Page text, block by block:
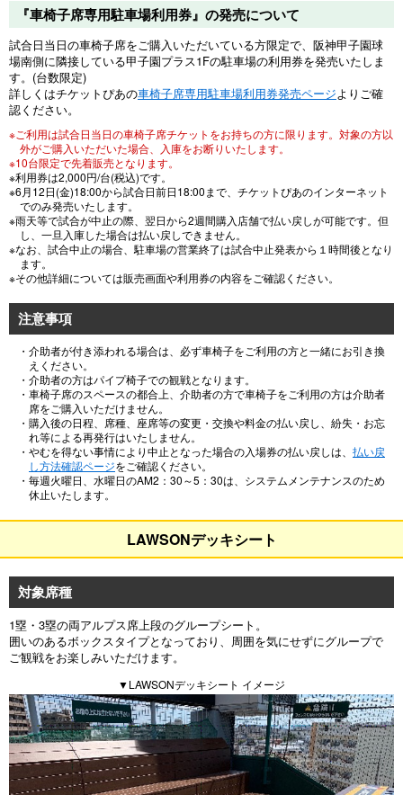
『車椅子席専用駐車場利用券』の発売について
試合日当日の車椅子席をご購入いただいている方限定で、阪神甲子園球
場南側に隣接している甲子園プラス1Fの駐車場の利用券を発売いたしま
す。(台数限定)
詳しくはチケットぴあの車椅子席専用駐車場利用券発売ページよりご確
認ください。
※ご利用は試合日当日の車椅子席チケットをお持ちの方に限ります。対象の方以
外がご購入いただいた場合、入庫をお断りいたします。
※10台限定で先着販売となります。
※利用券は2,000円/台(税込)です。
※6月12日(金)18:00から試合日前日18:00まで、チケットぴあのインターネット
でのみ発売いたします。
※雨天等で試合が中止の際、翌日から2週間購入店舗で払い戻しが可能です。但
し、一旦入庫した場合は払い戻しできません。
※なお、試合中止の場合、駐車場の営業終了は試合中止発表から１時間後となり
ます。
※その他詳細については販売画面や利用券の内容をご確認ください。
注意事項
・介助者が付き添われる場合は、必ず車椅子をご利用の方と一緒にお引き換
えください。
・介助者の方はパイプ椅子での観戦となります。
・車椅子席のスペースの都合上、介助者の方で車椅子をご利用の方は介助者
席をご購入いただけません。
・購入後の日程、席種、座席等の変更・交換や料金の払い戻し、紛失・お忘
れ等による再発行はいたしません。
・やむを得ない事情により中止となった場合の入場券の払い戻しは、 払い戻
し方法確認ページをご確認ください。
・毎週火曜日、水曜日のAM2：30～5：30は、システムメンテナンスのため
休止いたします。
LAWSONデッキシート
対象席種
1塁・3塁の両アルプス席上段のグループシート。
囲いのあるボックスタイプとなっており、周囲を気にせずにグループで
ご観戦をお楽しみいただけます。
▼LAWSONデッキシート イメージ